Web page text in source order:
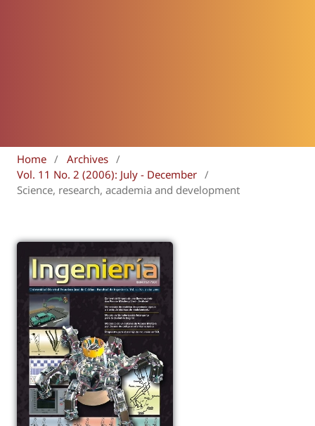
Home / Archives /
Vol. 11 No. 2 (2006): July - December /
Science, research, academia and development